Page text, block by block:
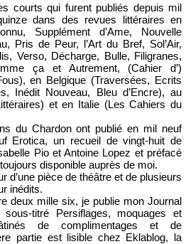
courts qui furent publiés depuis mil
dans des revues littéraires en
Supplément d’Ame, Nouvelle
Pris de Peur, l’Art du Bref, Sol’Air,
Verso, Décharge, Bulle, Filigranes,
ça et Autrement, (Cahier d’)
en Belgique (Traversées, Ecrits
Inédit Nouveau, Bleu d’Encre), au
et en Italie (Les Cahiers du
du Chardon ont publié en mil neuf
Erotica, un recueil de vingt-huit de
Pio et Antoine Lopez et préfacé
disponible auprès de moi.
d’une pièce de théâtre et de plusieurs
inédits.
deux mille six, je publie mon Journal
titré Persiflages, moquages et
de complimentages et de
partie est lisible chez Eklablog, la